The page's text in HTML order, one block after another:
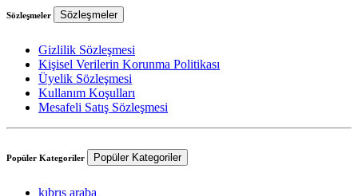
Sözleşmeler Sözleşmeler
Gizlilik Sözleşmesi
Kişisel Verilerin Korunma Politikası
Üyelik Sözleşmesi
Kullanım Koşulları
Mesafeli Satış Sözleşmesi
Popüler Kategoriler Popüler Kategoriler
kıbrıs araba